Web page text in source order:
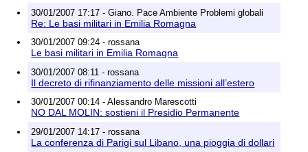
30/01/2007 17:17 - Giano. Pace Ambiente Problemi globali
Re: Le basi militari in Emilia Romagna
30/01/2007 09:24 - rossana
Le basi militari in Emilia Romagna
30/01/2007 08:11 - rossana
Il decreto di rifinanziamento delle missioni all’estero
30/01/2007 00:14 - Alessandro Marescotti
NO DAL MOLIN: sostieni il Presidio Permanente
29/01/2007 14:17 - rossana
La conferenza di Parigi sul Libano, una pioggia di dollari